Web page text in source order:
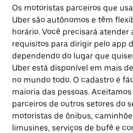
Os motoristas parceiros que
Uber são autônomos e têm
horário. Você precisará atender
requisitos para dirigir pelo app
dependendo do lugar que
Uber está disponível em mais
no mundo todo. O cadastro é
maioria das pessoas.
parceiros de outros setores do
motoristas de ônibus,
limusines, serviços de bufê e